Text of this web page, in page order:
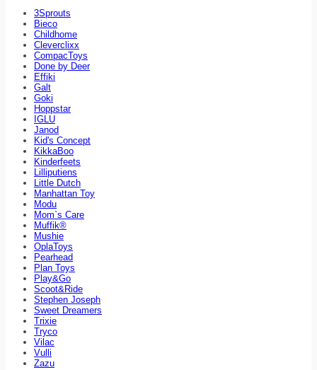
3Sprouts
Bieco
Childhome
Cleverclixx
CompacToys
Done by Deer
Effiki
Galt
Goki
Hoppstar
IGLU
Janod
Kid's Concept
KikkaBoo
Kinderfeets
Lilliputiens
Little Dutch
Manhattan Toy
Modu
Mom`s Care
Muffik®
Mushie
OplaToys
Pearhead
Plan Toys
Play&Go
Scoot&Ride
Stephen Joseph
Sweet Dreamers
Trixie
Tryco
Vilac
Vulli
Zazu